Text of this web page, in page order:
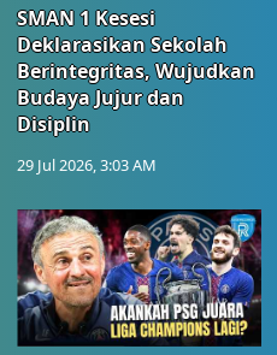
SMAN 1 Kesesi
Deklarasikan Sekolah
Berintegritas, Wujudkan
Budaya Jujur dan
Disiplin
29 Jul 2026, 3:03 AM